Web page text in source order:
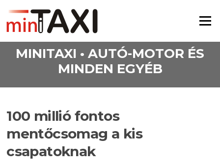
Menü
MINITAXI • AUTÓ-MOTOR ÉS
MINDEN EGYÉB
100 millió fontos
mentőcsomag a kis
csapatoknak